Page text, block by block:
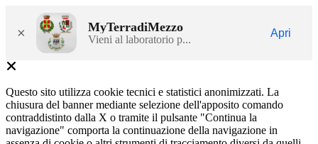
× MyTerradiMezzo
Vieni al laboratorio p...
Apri
Questo sito utilizza cookie tecnici e statistici anonimizzati. La
chiusura del banner mediante selezione dell'apposito comando
contraddistinto dalla X o tramite il pulsante "Continua la
navigazione" comporta la continuazione della navigazione in